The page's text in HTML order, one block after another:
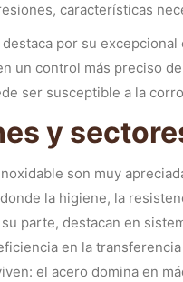
características
por su excepcional
un control más preciso
ser susceptible a la
y
son muy
la higiene, la
parte, destacan en
en la
el acero domina en